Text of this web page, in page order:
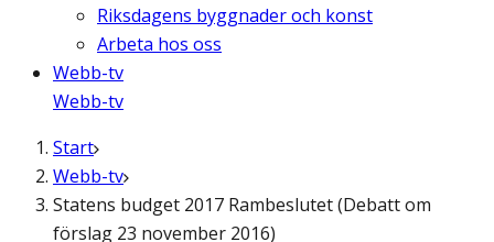
Riksdagens byggnader och konst
Arbeta hos oss
Webb-tv
Webb-tv
Start
Webb-tv
Statens budget 2017 Rambeslutet (Debatt om
förslag 23 november 2016)